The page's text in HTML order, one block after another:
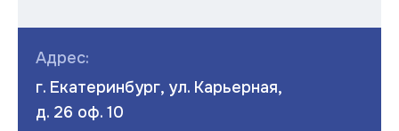
Адрес:
г. Екатеринбург, ул. Карьерная,
д. 26 оф. 10